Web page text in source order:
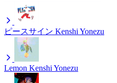
ピースサイン Kenshi Yonezu
Lemon Kenshi Yonezu